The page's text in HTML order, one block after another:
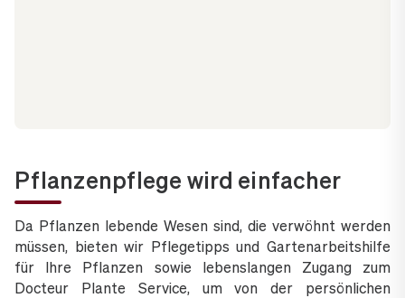
Pflanzenpflege wird einfacher
Da Pflanzen lebende Wesen sind, die verwöhnt werden
müssen, bieten wir Pflegetipps und Gartenarbeitshilfe
für Ihre Pflanzen sowie lebenslangen Zugang zum
Docteur Plante Service, um von der persönlichen